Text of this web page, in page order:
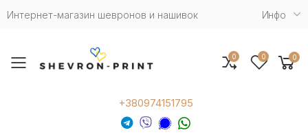
Интернет-магазин шевронов и нашивок Инфо
Toggle mobile menu
+380974151795
0 0 0